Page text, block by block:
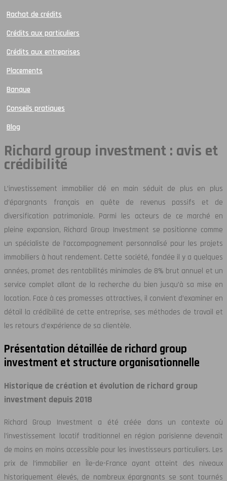
Rachat de crédits
Crédits aux particuliers
Crédits aux entreprises
Placements
Banque
Conseils pratiques
Blog
Richard group investment : avis et
crédibilité
L’investissement immobilier clé en main séduit de plus en plus
d’épargnants français en quête de revenus passifs et de
diversification patrimoniale. Parmi les acteurs de ce marché en
pleine expansion, Richard Group Investment se positionne comme
un spécialiste de l’accompagnement personnalisé pour les projets
immobiliers à haut rendement. Cette société, fondée il y a quelques
années, promet des rentabilités minimales de 8% brut annuel et un
service complet allant de la recherche du bien jusqu’à sa mise en
location. Face à ces promesses attractives, il convient d’examiner en
détail la crédibilité de cette entreprise, ses méthodes de travail et
les retours d’expérience de sa clientèle.
Présentation détaillée de richard group
investment et structure organisationnelle
Historique de création et évolution de richard group
investment depuis 2018
Richard Group Investment a été créée dans un contexte où
l’investissement locatif traditionnel en région parisienne devenait
de moins en moins accessible pour les investisseurs particuliers. Les
prix de l’immobilier en Île-de-France ayant atteint des niveaux
historiquement élevés, de nombreux épargnants se sont tournés